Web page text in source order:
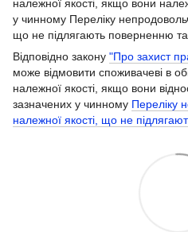
належної якості, якщо вони
у чинному Переліку
що не підлягають поверненню та
Відповідно закону "Про захист
може відмовити споживачеві в
належної якості, якщо вони
зазначених у чинному Переліку
належної якості, що не